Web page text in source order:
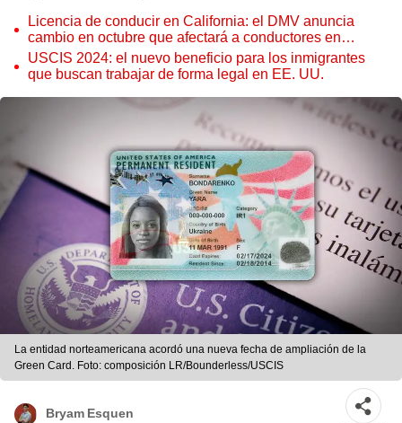
Licencia de conducir en California: el DMV anuncia
cambio en octubre que afectará a conductores en
Estados Unidos
USCIS 2024: el nuevo beneficio para los inmigrantes
que buscan trabajar de forma legal en EE. UU.
La entidad norteamericana acordó una nueva fecha de ampliación de la
Green Card. Foto: composición LR/Bounderless/USCIS
Bryam Esquen